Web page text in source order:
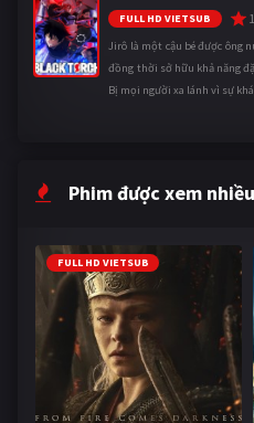
FULL HD VIETSUB
Jirô là một cậu bé được ông
đồng thời sở hữu khả năng
Bị mọi người xa lánh vì sự
Phim được xem nhiều
FULL HD VIETSUB